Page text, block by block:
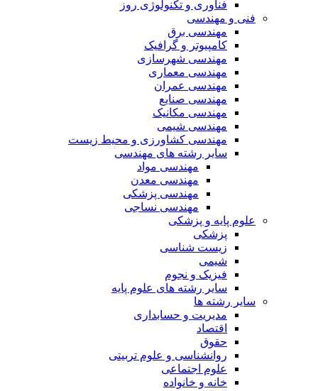
فناوری و تکنولوژی روز
فنی و مهندسی
مهندسی برق
کامپیوتر و گرافیک
مهندسی شهرسازی
مهندسی معماری
مهندسی عمران
مهندسی صنایع
مهندسی مکانیک
مهندسی شیمی
مهندسی کشاورزی و محیط زیست
سایر رشته های مهندسی
مهندسی مواد
مهندسی معدن
مهندسی پزشکی
مهندسی نساجی
علوم پایه و پزشکی
پزشکی
زیست شناسی
شیمی
فیزیک و نجوم
سایر رشته های علوم پایه
سایر رشته ها
مدیریت و حسابداری
اقتصاد
حقوق
روانشناسی و علوم تربیتی
علوم اجتماعی
خانه و خانواده